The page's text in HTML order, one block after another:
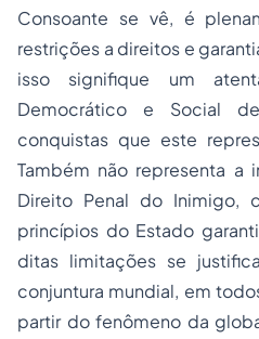
Consoante se vê, é
restrições a direitos e
isso signifique um
Democrático e Social
conquistas que este
Também não representa a
Direito Penal do Inimigo,
princípios do Estado
ditas limitações se
conjuntura mundial, em
partir do fenômeno da